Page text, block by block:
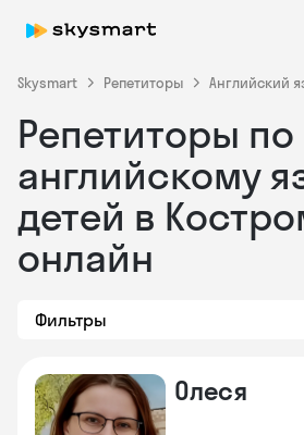
Skysmart Репетиторы Английский
Репетиторы по
английскому
детей в
онлайн
Фильтры
Олеся